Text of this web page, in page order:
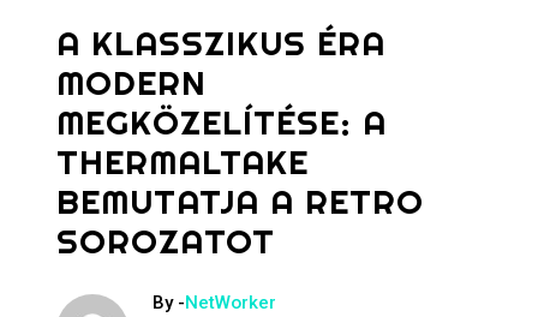
A KLASSZIKUS ÉRA
MODERN
MEGKÖZELÍTÉSE: A
THERMALTAKE
BEMUTATJA A RETRO
SOROZATOT
By -NetWorker